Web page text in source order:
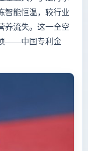
智能恒温，较行业
养流失。这一全空
——中国专利金